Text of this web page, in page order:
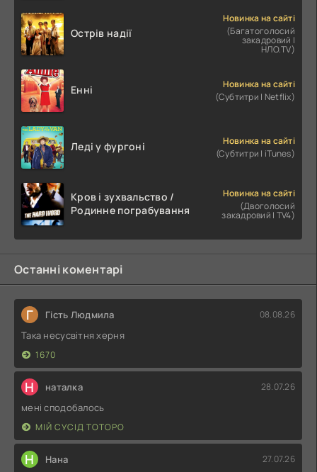
Острів надії
Новинка на сайті
(Багатоголосий
закадровий |
НЛО.TV)
Енні
Новинка на сайті
(Субтитри | Netflix)
Леді у фургоні
Новинка на сайті
(Субтитри | iTunes)
Кров і зухвальство /
Родинне пограбування
Новинка на сайті
(Двоголосий
закадровий | TV4)
Останні коментарі
Г Гість Людмила 08.08.26
Така несусвітня херня
1670
Н наталка 28.07.26
мені сподобалось
МІЙ СУСІД ТОТОРО
Н Нана 27.07.26